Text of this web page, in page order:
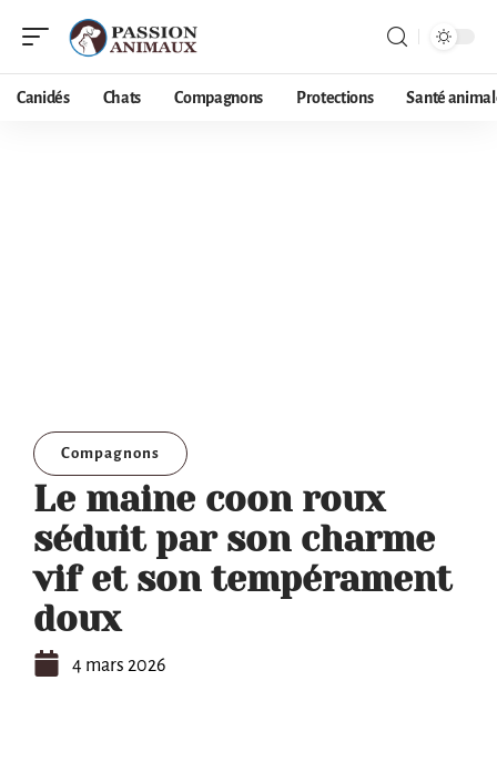
Canidés Chats Compagnons Protections Santé
Compagnons
Le maine coon roux
séduit par son charme
vif et son tempérament
doux
4 mars 2026